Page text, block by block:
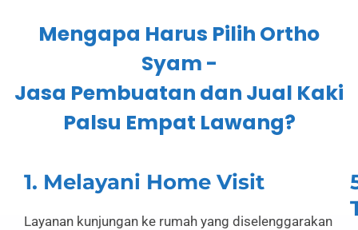
Mengapa Harus Pilih Ortho
Syam -
Jasa Pembuatan dan Jual Kaki
Palsu Empat Lawang?
1. Melayani Home Visit
Layanan kunjungan ke rumah yang diselenggarakan